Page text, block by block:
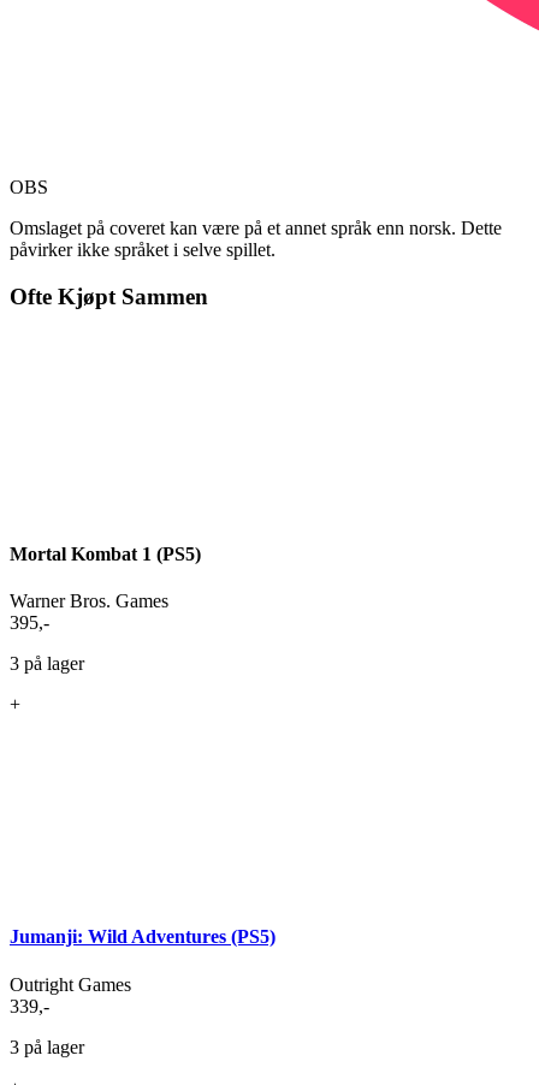
OBS
Omslaget på coveret kan være på et annet språk enn norsk. Dette
påvirker ikke språket i selve spillet.
Ofte Kjøpt Sammen
Mortal Kombat 1 (PS5)
Warner Bros. Games
395,-
3 på lager
+
Jumanji: Wild Adventures (PS5)
Outright Games
339,-
3 på lager